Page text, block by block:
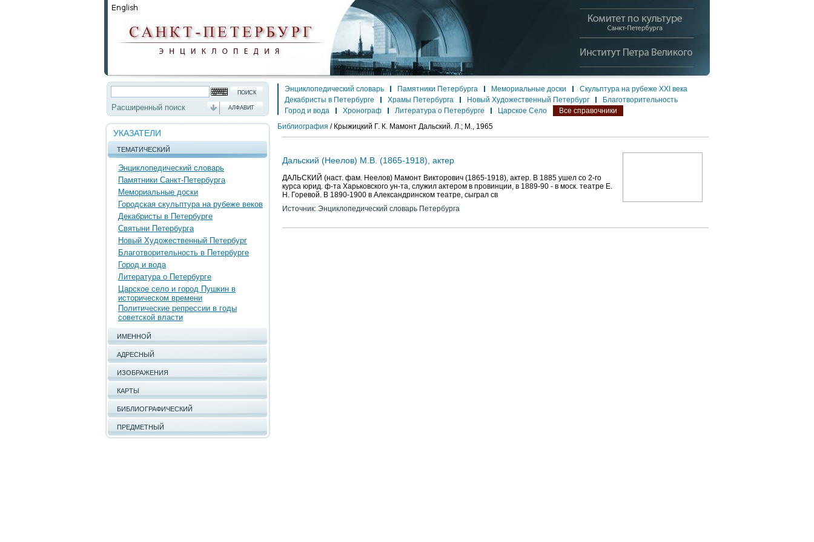
Расширенный поиск АЛФАВИТ
УКАЗАТЕЛИ
ТЕМАТИЧЕСКИЙ
Энциклопедический словарь
Памятники Санкт-Петербурга
Мемориальные доски
Городская скульптура на рубеже веков
Декабристы в Петербурге
Святыни Петербурга
Новый Художественный Петербург
Благотворительность в Петербурге
Город и вода
Литература о Петербурге
Царское село и город Пушкин в
историческом времени
Политические репрессии в годы
советской власти
ИМЕННОЙ
АДРЕСНЫЙ
ИЗОБРАЖЕНИЯ
КАРТЫ
БИБЛИОГРАФИЧЕСКИЙ
ПРЕДМЕТНЫЙ
Энциклопедический словарь Памятники Петербурга Мемориальные доски
Скульптура на рубеже XXI века
Декабристы в Петербурге
Храмы Петербурга Новый Художественный Петербург
Благотворительность
Город и вода
Хронограф Литература о Петербурге Царское Село
Все справочники
Библиография / Крыжицкий Г. К. Мамонт Дальский. Л.; М., 1965
Дальский (Неелов) М.В. (1865-1918), актер
ДАЛЬСКИЙ (наст. фам. Неелов) Мамонт Викторович (1865-1918), актер. В 1885 ушел со 2-го
курса юрид. ф-та Харьковского ун-та, служил актером в провинции, в 1889-90 - в моск. театре Е.
Н. Горевой. В 1890-1900 в Александринском театре, сыграл св
Источник: Энциклопедический словарь Петербурга